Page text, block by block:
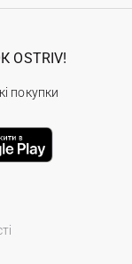
покупки